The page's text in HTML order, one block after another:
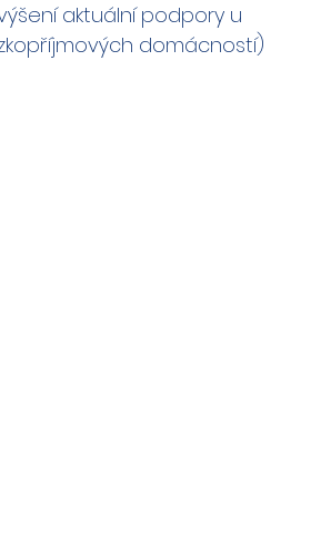
aktuální podpory u
domácností)